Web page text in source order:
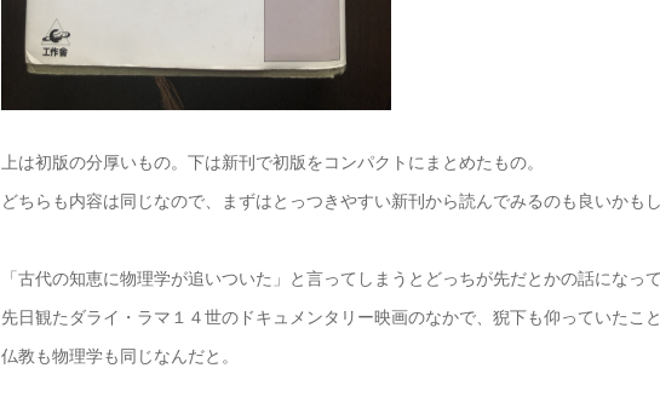
上は初版の分厚いもの。下は新刊で初版をコンパクトにまとめたもの。
どちらも内容は同じなので、まずはとっつきやすい新刊から読んでみるのも良いかも
「古代の知恵に物理学が追いついた」と言ってしまうとどっちが先だとかの話になっ
先日観たダライ・ラマ１４世のドキュメンタリー映画のなかで、猊下も仰っていたこ
仏教も物理学も同じなんだと。